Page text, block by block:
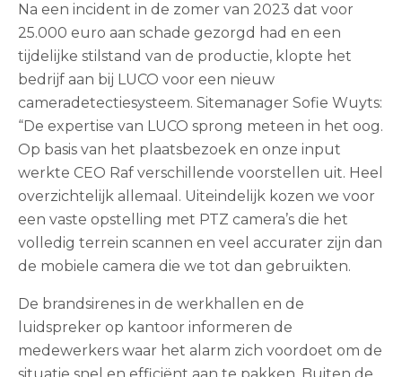
Na een incident in de zomer van 2023 dat voor
25.000 euro aan schade gezorgd had en een
tijdelijke stilstand van de productie, klopte het
bedrijf aan bij LUCO voor een nieuw
cameradetectiesysteem. Sitemanager Sofie Wuyts:
“De expertise van LUCO sprong meteen in het oog.
Op basis van het plaatsbezoek en onze input
werkte CEO Raf verschillende voorstellen uit. Heel
overzichtelijk allemaal. Uiteindelijk kozen we voor
een vaste opstelling met PTZ camera’s die het
volledig terrein scannen en veel accurater zijn dan
de mobiele camera die we tot dan gebruikten.
De brandsirenes in de werkhallen en de
luidspreker op kantoor informeren de
medewerkers waar het alarm zich voordoet om de